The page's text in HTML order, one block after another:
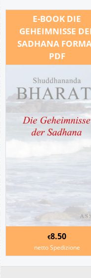
E-BOOK DIE
GEHEIMNISSE
SADHANA
PDF
€8.50
netto Spedizione